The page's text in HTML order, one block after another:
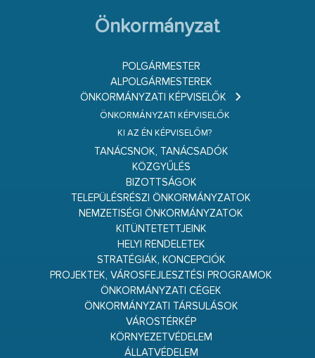
Önkormányzat
POLGÁRMESTER
ALPOLGÁRMESTEREK
ÖNKORMÁNYZATI KÉPVISELŐK
ÖNKORMÁNYZATI KÉPVISELŐK
KI AZ ÉN KÉPVISELŐM?
TANÁCSNOK, TANÁCSADÓK
KÖZGYŰLÉS
BIZOTTSÁGOK
TELEPÜLÉSRÉSZI ÖNKORMÁNYZATOK
NEMZETISÉGI ÖNKORMÁNYZATOK
KITÜNTETETTJEINK
HELYI RENDELETEK
STRATÉGIÁK, KONCEPCIÓK
PROJEKTEK, VÁROSFEJLESZTÉSI PROGRAMOK
ÖNKORMÁNYZATI CÉGEK
ÖNKORMÁNYZATI TÁRSULÁSOK
VÁROSTÉRKÉP
KÖRNYEZETVÉDELEM
ÁLLATVÉDELEM